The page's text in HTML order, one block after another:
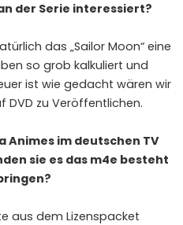
der Serie interessiert?
das „Sailor Moon“ eine
so grob kalkuliert und
ist wie gedacht wären wir
DVD zu Veröffentlichen.
Animes im deutschen TV
sie es das m4e besteht
aus dem Lizenspacket